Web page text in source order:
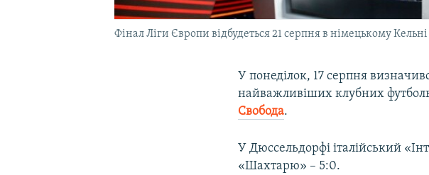
Фінал Ліги Європи відбудеться 21 серпня в німецькому Кельні
У понеділок, 17 серпня
найважливіших клубних
Свобода.
У Дюссельдорфі італійський
«Шахтарю» – 5:0.